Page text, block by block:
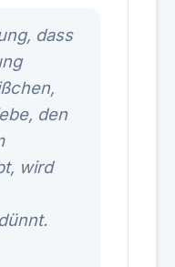
dass
den
wird